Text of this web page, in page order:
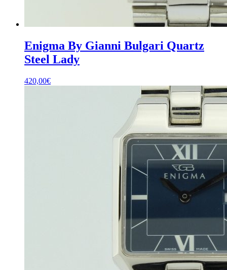
Enigma By Gianni Bulgari Quartz
Steel Lady
420,00€